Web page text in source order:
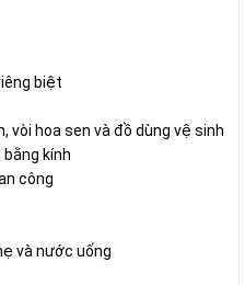
biệt
vòi hoa sen và đồ dùng vệ sinh
kính
công
và nước uống